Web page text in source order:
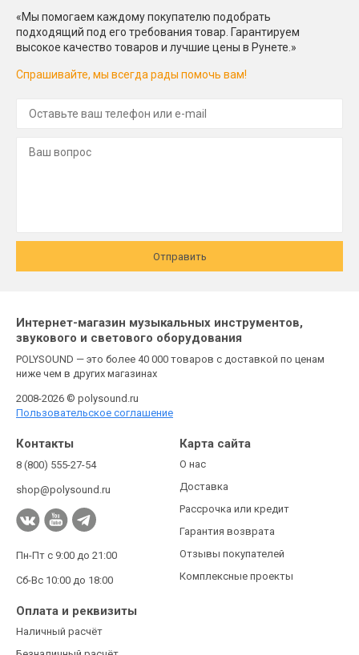
«Мы помогаем каждому покупателю подобрать
подходящий под его требования товар. Гарантируем
высокое качество товаров и лучшие цены в Рунете.»
Спрашивайте, мы всегда рады помочь вам!
Отправить
Интернет-магазин музыкальных инструментов,
звукового и светового оборудования
POLYSOUND — это более 40 000 товаров с доставкой по ценам
ниже чем в других магазинах
2008-2026 © polysound.ru
Пользовательское соглашение
Контакты
8 (800) 555-27-54
shop@polysound.ru
Пн-Пт с 9:00 до 21:00
Сб-Вс 10:00 до 18:00
Карта сайта
О нас
Доставка
Рассрочка или кредит
Гарантия возврата
Отзывы покупателей
Комплексные проекты
Оплата и реквизиты
Наличный расчёт